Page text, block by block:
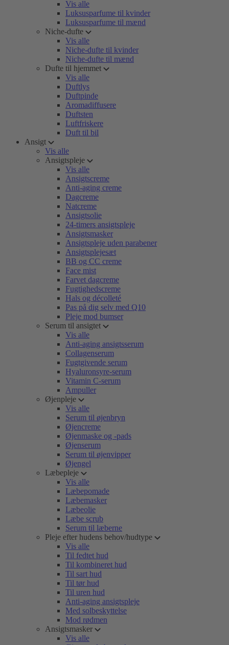
Vis alle
Luksusparfume til kvinder
Luksusparfume til mænd
Niche-dufte
Vis alle
Niche-dufte til kvinder
Niche-dufte til mænd
Dufte til hjemmet
Vis alle
Duftlys
Duftpinde
Aromadiffusere
Duftsten
Luftfriskere
Duft til bil
Ansigt
Vis alle
Ansigtspleje
Vis alle
Ansigtscreme
Anti-aging creme
Dagcreme
Natcreme
Ansigtsolie
24-timers ansigtspleje
Ansigtsmasker
Ansigtspleje uden parabener
Ansigtsplejesæt
BB og CC creme
Face mist
Farvet dagcreme
Fugtighedscreme
Hals og décolleté
Pas på dig selv med Q10
Pleje mod bumser
Serum til ansigtet
Vis alle
Anti-aging ansigtsserum
Collagenserum
Fugtgivende serum
Hyaluronsyre-serum
Vitamin C-serum
Ampuller
Øjenpleje
Vis alle
Serum til øjenbryn
Øjencreme
Øjenmaske og -pads
Øjenserum
Serum til øjenvipper
Øjengel
Læbepleje
Vis alle
Læbepomade
Læbemasker
Læbeolie
Læbe scrub
Serum til læberne
Pleje efter hudens behov/hudtype
Vis alle
Til fedtet hud
Til kombineret hud
Til sart hud
Til tør hud
Til uren hud
Anti-aging ansigtspleje
Med solbeskyttelse
Mod rødmen
Ansigtsmasker
Vis alle